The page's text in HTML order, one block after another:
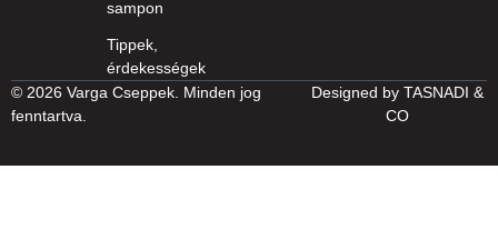
sampon
Tippek,
érdekességek
© 2026 Varga Cseppek. Minden jog
fenntartva.
Designed by TASNADI &
CO